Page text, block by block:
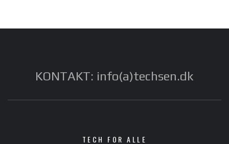
KONTAKT: info(a)techsen.dk
TECH FOR ALLE